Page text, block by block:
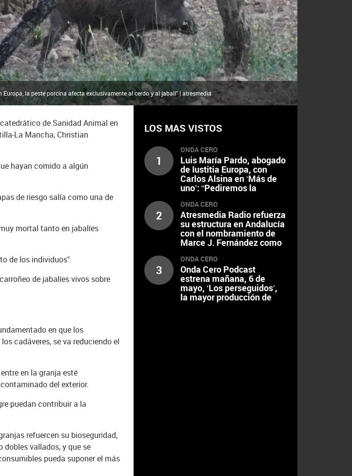
la peste porcina afecta exclusivamente al cerdo y al jabalí” | atresmedia
de Sanidad Animal en
La Mancha, Christian
hayan comido a algún
de riesgo salía como una de
mortal tanto en jabalíes
de los individuos”.
de jabalíes vivos sobre
en que los
cadáveres, se va reduciendo el
en la granja esté
del exterior.
puedan contribuir a la
refuercen su bioseguridad,
vallados, y que se
pueda suponer el más
LOS MAS VISTOS
1
ONDA CERO
Luis María Pardo, abogado
de Iustitia Europa, con
Carlos Alsina en ‘Más de
uno’: “Pediremos la
Gobierno y los ministros
que nombró ayer Aldama”
2
ONDA CERO
Atresmedia Radio refuerza
su estructura en Andalucía
con el nombramiento de
Marce J. Fernández como
3
ONDA CERO
Onda Cero Podcast
estrena mañana, 6 de
mayo, ‘Los perseguidos’,
la mayor producción de
audio en español de los